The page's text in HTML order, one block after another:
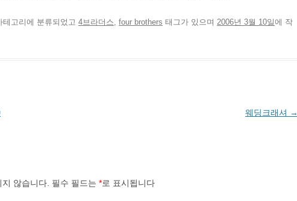
테고리에 분류되었고 4브라더스, four brothers 태그가 있으며 2006년 3월 10일에 작
웨딩크래셔 →
않습니다. 필수 필드는 *로 표시됩니다